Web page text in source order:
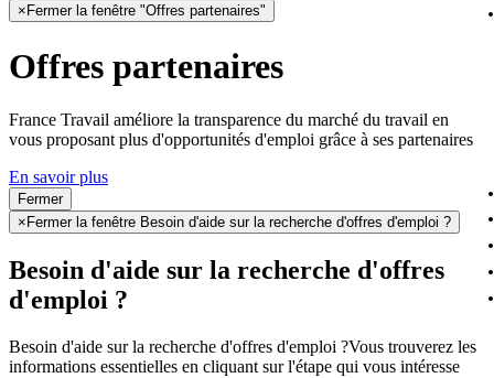
× Fermer la fenêtre "Offres partenaires"
Offres partenaires
France Travail améliore la transparence du marché du travail en
vous proposant plus d'opportunités d'emploi grâce à ses partenaires
En savoir plus
Fermer
× Fermer la fenêtre Besoin d'aide sur la recherche d'offres d'emploi ?
Besoin d'aide sur la recherche d'offres
d'emploi ?
Besoin d'aide sur la recherche d'offres d'emploi ?Vous trouverez les
informations essentielles en cliquant sur l'étape qui vous intéresse